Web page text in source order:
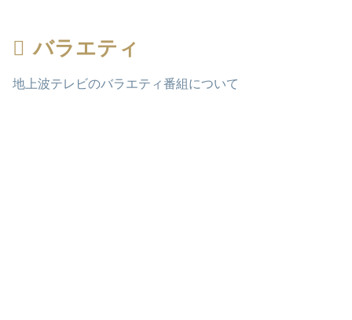
バラエティ
地上波テレビのバラエティ番組について